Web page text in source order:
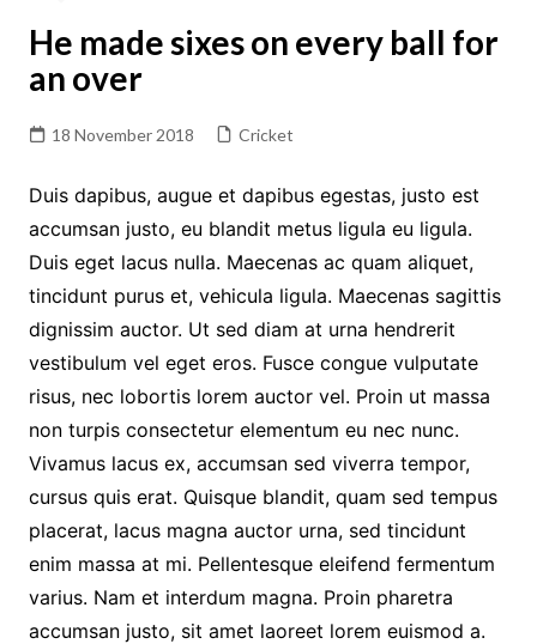
He made sixes on every ball for
an over
18 November 2018 Cricket
Duis dapibus, augue et dapibus egestas, justo est
accumsan justo, eu blandit metus ligula eu ligula.
Duis eget lacus nulla. Maecenas ac quam aliquet,
tincidunt purus et, vehicula ligula. Maecenas sagittis
dignissim auctor. Ut sed diam at urna hendrerit
vestibulum vel eget eros. Fusce congue vulputate
risus, nec lobortis lorem auctor vel. Proin ut massa
non turpis consectetur elementum eu nec nunc.
Vivamus lacus ex, accumsan sed viverra tempor,
cursus quis erat. Quisque blandit, quam sed tempus
placerat, lacus magna auctor urna, sed tincidunt
enim massa at mi. Pellentesque eleifend fermentum
varius. Nam et interdum magna. Proin pharetra
accumsan justo, sit amet laoreet lorem euismod a.